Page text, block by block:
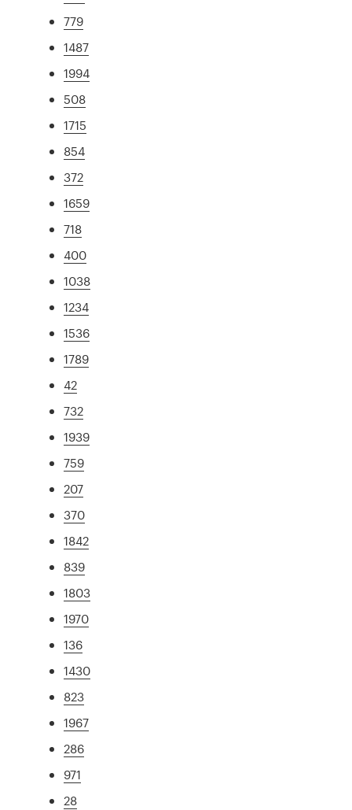
779
1487
1994
508
1715
854
372
1659
718
400
1038
1234
1536
1789
42
732
1939
759
207
370
1842
839
1803
1970
136
1430
823
1967
286
971
28